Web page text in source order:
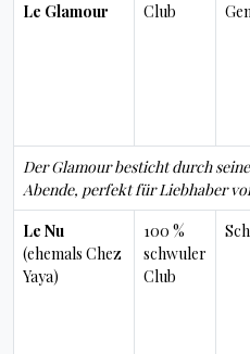
Le Glamour
Club
Der Glamour besticht durch
Abende, perfekt für Liebhaber
Le Nu
(ehemals Chez
Yaya)
100 %
schwuler
Club